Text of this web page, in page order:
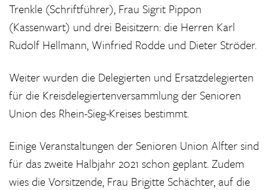
Trenkle (Schriftführer), Frau Sigrit Pippon
(Kassenwart) und drei Beisitzern: die Herren Karl
Rudolf Hellmann, Winfried Rodde und Dieter Ströder.
Weiter wurden die Delegierten und Ersatzdelegierten
für die Kreisdelegiertenversammlung der Senioren
Union des Rhein-Sieg-Kreises bestimmt.
Einige Veranstaltungen der Senioren Union Alfter sind
für das zweite Halbjahr 2021 schon geplant. Zudem
wies die Vorsitzende, Frau Brigitte Schächter, auf die